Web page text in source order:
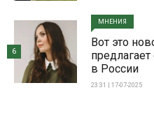
МНЕНИЯ
Вот это
в России
23:31 | 17-07-2025
6